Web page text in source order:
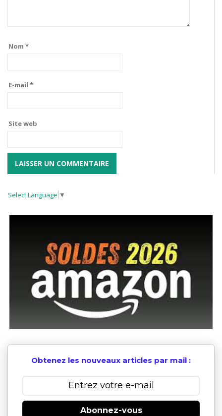
Nom *
E-mail *
Site web
Select Language ▼
Obtenez les nouveaux articles par mail :
Abonnez-vous